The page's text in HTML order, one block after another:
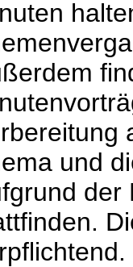
und
der